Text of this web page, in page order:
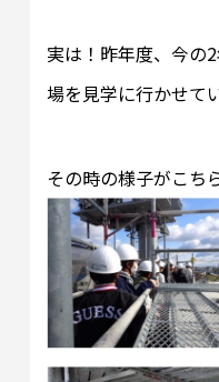
実は！昨年度、今の
場を見学に行かせて
その時の様子がこち